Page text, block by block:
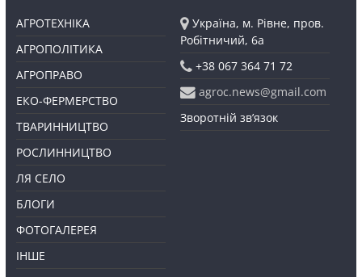
АГРОТЕХНІКА
АГРОПОЛІТИКА
АГРОПРАВО
ЕКО-ФЕРМЕРСТВО
ТВАРИННИЦТВО
РОСЛИННИЦТВО
ЛЯ СЕЛО
БЛОГИ
ФОТОГАЛЕРЕЯ
ІНШЕ
Україна, м. Рівне, пров.
Робітничий, 6а
+38 067 364 71 72
agroc.news@gmail.com
Зворотній зв’язок